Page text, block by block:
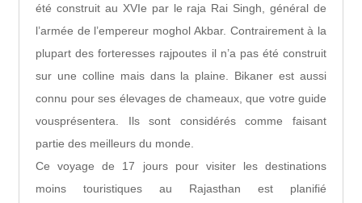
été construit au XVIe par le raja Rai Singh, général de
l’armée de l’empereur moghol Akbar. Contrairement à la
plupart des forteresses rajpoutes il n’a pas été construit
sur une colline mais dans la plaine. Bikaner est aussi
connu pour ses élevages de chameaux, que votre guide
vousprésentera. Ils sont considérés comme faisant
partie des meilleurs du monde.
Ce voyage de 17 jours pour visiter les destinations
moins touristiques au Rajasthan est planifié